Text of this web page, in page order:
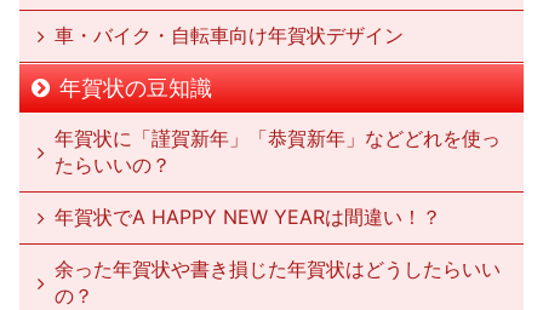
車・バイク・自転車向け年賀状デザイン
年賀状の豆知識
年賀状に「謹賀新年」「恭賀新年」などどれを使っ
たらいいの？
年賀状でA HAPPY NEW YEARは間違い！？
余った年賀状や書き損じた年賀状はどうしたらいい
の？